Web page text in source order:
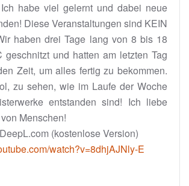
habe viel gelernt und dabei neue
Diese Veranstaltungen sind KEIN
haben drei Tage lang von 8 bis 18
geschnitzt und hatten am letzten Tag
Zeit, um alles fertig zu bekommen.
zu sehen, wie im Laufe der Woche
entstanden sind! Ich liebe
Menschen!
(kostenlose Version)
watch?v=8dhjAJNly-E